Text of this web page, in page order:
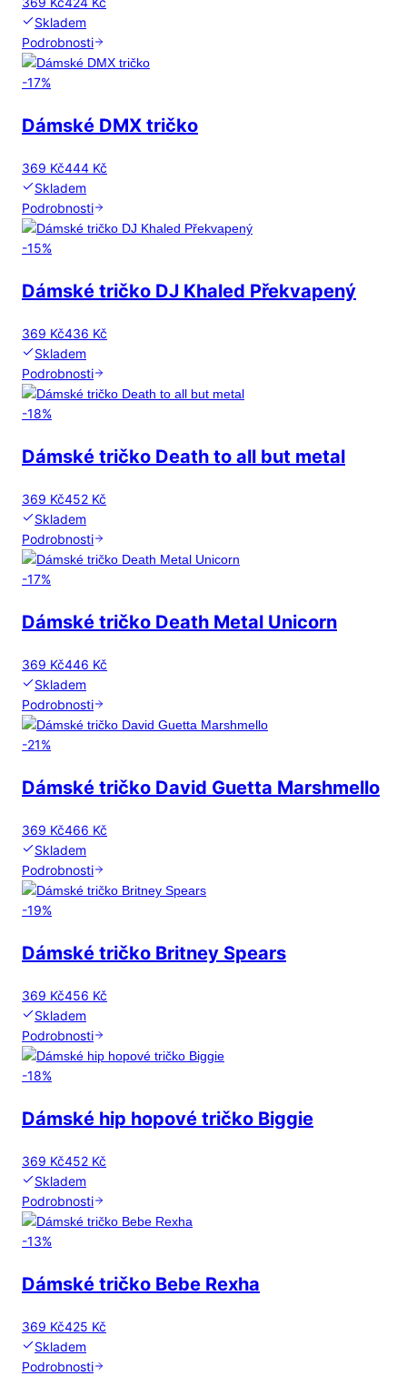
Skladem
Podrobnosti
-17%
Dámské DMX tričko
369 Kč444 Kč
Skladem
Podrobnosti
-15%
Dámské tričko DJ Khaled Překvapený
369 Kč436 Kč
Skladem
Podrobnosti
-18%
Dámské tričko Death to all but metal
369 Kč452 Kč
Skladem
Podrobnosti
-17%
Dámské tričko Death Metal Unicorn
369 Kč446 Kč
Skladem
Podrobnosti
-21%
Dámské tričko David Guetta Marshmello
369 Kč466 Kč
Skladem
Podrobnosti
-19%
Dámské tričko Britney Spears
369 Kč456 Kč
Skladem
Podrobnosti
-18%
Dámské hip hopové tričko Biggie
369 Kč452 Kč
Skladem
Podrobnosti
-13%
Dámské tričko Bebe Rexha
369 Kč425 Kč
Skladem
Podrobnosti